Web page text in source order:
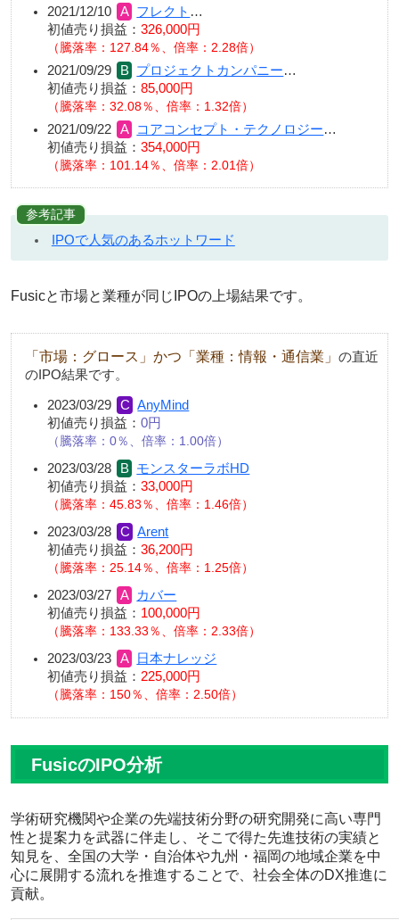
2021/12/10 フレクト …
初値売り損益： 326,000円
（騰落率：127.84％、倍率：2.28倍）
2021/09/29 プロジェクトカンパニー…
初値売り損益： 85,000円
（騰落率：32.08％、倍率：1.32倍）
2021/09/22 コアコンセプト・テクノロジー…
初値売り損益： 354,000円
（騰落率：101.14％、倍率：2.01倍）
参考記事
IPOで人気のあるホットワード
Fusicと市場と業種が同じIPOの上場結果です。
「市場：グロース」かつ「業種：情報・通信業」 の直近
のIPO結果です。
2023/03/29
AnyMind
初値売り損益： 0円
騰落率：0％、倍率：1.00倍
2023/03/28
モンスターラボHD
初値売り損益： 33,000円
騰落率：45.83％、倍率：1.46倍
2023/03/28
Arent
初値売り損益： 36,200円
騰落率：25.14％、倍率：1.25倍
2023/03/27
カバー
初値売り損益： 100,000円
騰落率：133.33％、倍率：2.33倍
2023/03/23
日本ナレッジ
初値売り損益： 225,000円
騰落率：150％、倍率：2.50倍
FusicのIPO分析
学術研究機関や企業の先端技術分野の研究開発に高い専門
性と提案力を武器に伴走し、そこで得た先進技術の実績と
知見を、全国の大学・自治体や九州・福岡の地域企業を中
心に展開する流れを推進することで、社会全体のDX推進に
貢献。